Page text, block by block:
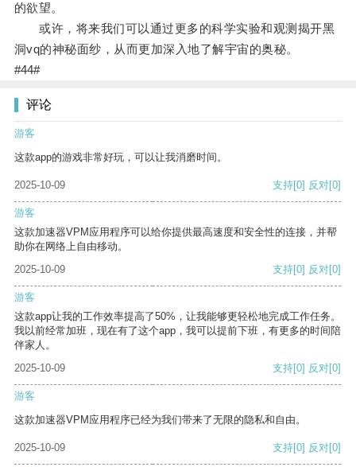
的欲望。
或许，将来我们可以通过更多的科学实验和观测揭开黑
洞vq的神秘面纱，从而更加深入地了解宇宙的奥秘。
#44#
评论
游客
这款app的游戏非常好玩，可以让我消磨时间。
2025-10-09 支持[0] 反对[0]
游客
这款加速器VPM应用程序可以给你提供最高速度和安全性的连接，并帮
助你在网络上自由移动。
2025-10-09
支持[0] 反对[0]
游客
这款app让我的工作效率提高了50%，让我能够更轻松地完成工作任务。
我以前经常加班，现在有了这个app，我可以提前下班，有更多的时间陪
伴家人。
2025-10-09
支持[0] 反对[0]
游客
这款加速器VPM应用程序已经为我们带来了无限的隐私和自由。
2025-10-09 支持[0] 反对[0]